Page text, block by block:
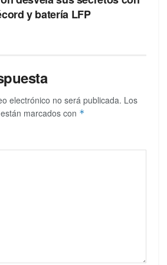
y batería LFP
electrónico no será publicada. Los
marcados con *